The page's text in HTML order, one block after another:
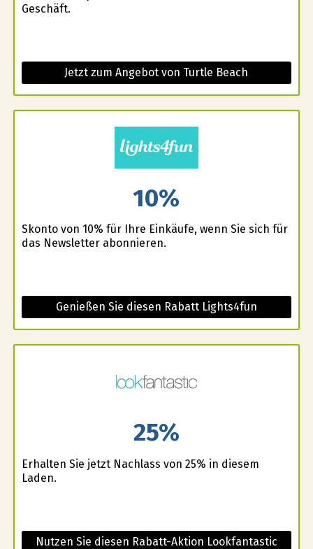
Geschäft.
Jetzt zum Angebot von Turtle Beach
10%
Skonto von 10% für Ihre Einkäufe, wenn Sie sich für
das Newsletter abonnieren.
Genießen Sie diesen Rabatt Lights4fun
25%
Erhalten Sie jetzt Nachlass von 25% in diesem
Laden.
Nutzen Sie diesen Rabatt-Aktion Lookfantastic